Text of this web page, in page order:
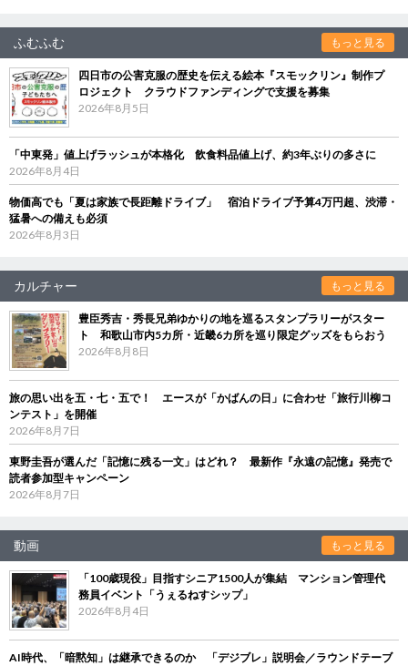
ふむふむ もっと見る
四日市の公害克服の歴史を伝える絵本『スモックリン』制作プ
ロジェクト クラウドファンディングで支援を募集
2026年8月5日
「中東発」値上げラッシュが本格化 飲食料品値上げ、約3年ぶりの多さに
2026年8月4日
物価高でも「夏は家族で長距離ドライブ」 宿泊ドライブ予算4万円超、渋滞・
猛暑への備えも必須
2026年8月3日
カルチャー もっと見る
豊臣秀吉・秀長兄弟ゆかりの地を巡るスタンプラリーがスター
ト 和歌山市内5カ所・近畿6カ所を巡り限定グッズをもらおう
2026年8月8日
旅の思い出を五・七・五で！ エースが「かばんの日」に合わせ「旅行川柳コ
ンテスト」を開催
2026年8月7日
東野圭吾が選んだ「記憶に残る一文」はどれ？ 最新作『永遠の記憶』発売で
読者参加型キャンペーン
2026年8月7日
動画 もっと見る
「100歳現役」目指すシニア1500人が集結 マンション管理代
務員イベント「うぇるねすシップ」
2026年8月4日
AI時代、「暗黙知」は継承できるのか 「デジブレ」説明会／ラウンドテーブ